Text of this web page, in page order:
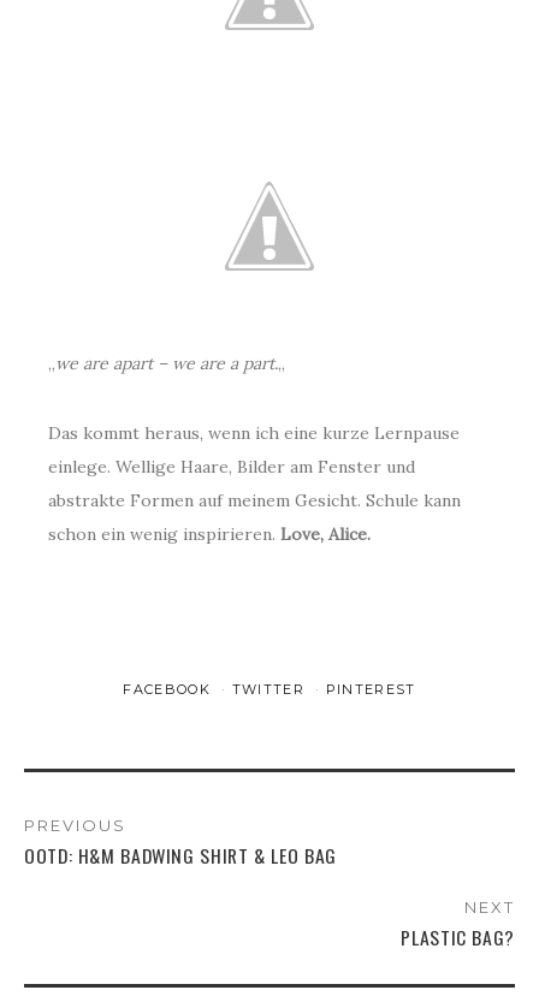
„we are apart – we are a part.„
Das kommt heraus, wenn ich eine kurze Lernpause
einlege. Wellige Haare, Bilder am Fenster und
abstrakte Formen auf meinem Gesicht. Schule kann
schon ein wenig inspirieren. Love, Alice.
FACEBOOK TWITTER PINTEREST
PREVIOUS
OOTD: H&M BADWING SHIRT & LEO BAG
NEXT
PLASTIC BAG?